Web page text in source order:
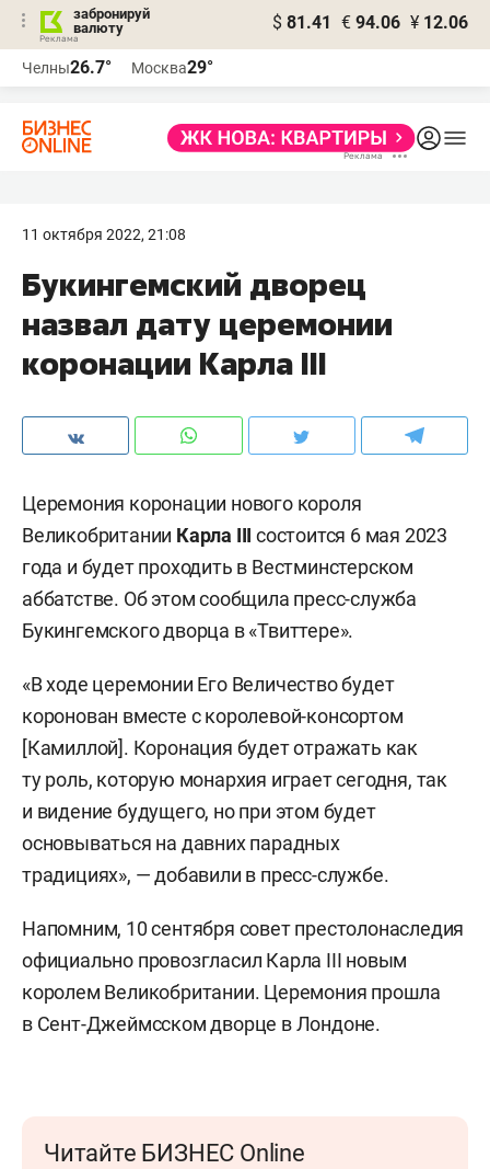
забронируй
валюту
$ 81.41 € 94.06 ¥ 12.06
Челны26.7° Москва29°
11 октября 2022, 21:08
Букингемский дворец
назвал дату церемонии
коронации Карла III
Церемония коронации нового короля
Великобритании Карла III состоится 6 мая 2023
года и будет проходить в Вестминстерском
аббатстве. Об этом сообщила пресс-служба
Букингемского дворца в «Твиттере».
«В ходе церемонии Его Величество будет
коронован вместе с королевой-консортом
[Камиллой]. Коронация будет отражать как
ту роль, которую монархия играет сегодня, так
и видение будущего, но при этом будет
основываться на давних парадных
традициях», — добавили в пресс-службе.
Напомним, 10 сентября совет престолонаследия
официально провозгласил Карла III новым
королем Великобритании. Церемония прошла
в Сент-Джеймсском дворце в Лондоне.
Читайте БИЗНЕС Online